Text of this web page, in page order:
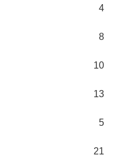
4
8
10
13
5
21